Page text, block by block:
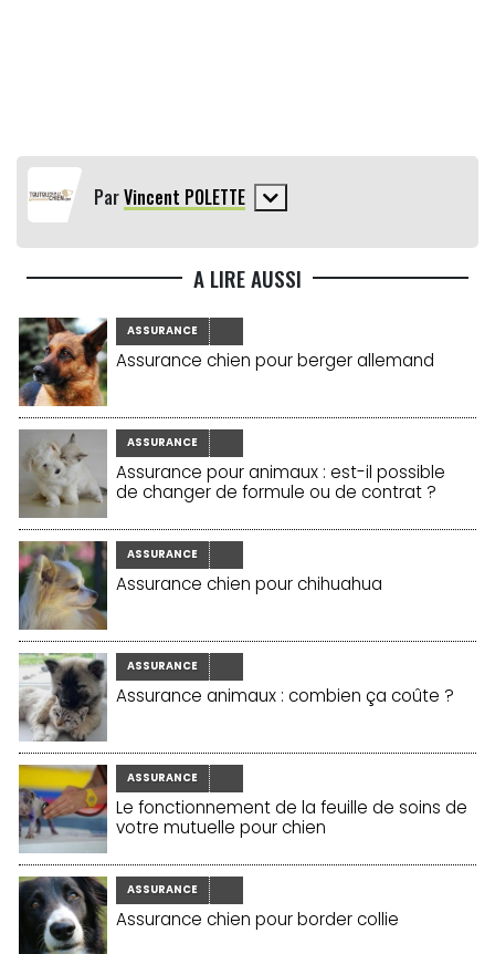
ParVincent POLETTE
A LIRE AUSSI
ASSURANCE
Assurance chien pour berger allemand
ASSURANCE
Assurance pour animaux : est-il possible
de changer de formule ou de contrat ?
ASSURANCE
Assurance chien pour chihuahua
ASSURANCE
Assurance animaux : combien ça coûte ?
ASSURANCE
Le fonctionnement de la feuille de soins de
votre mutuelle pour chien
ASSURANCE
Assurance chien pour border collie